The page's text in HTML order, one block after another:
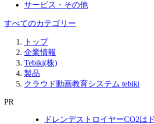
サービス・その他
すべてのカテゴリー
トップ
企業情報
Tebiki(株)
製品
クラウド動画教育システム tebiki
PR
ドレンデストロイヤーCO2は